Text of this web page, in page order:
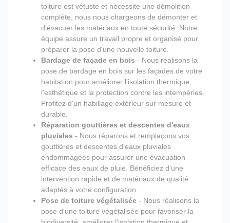
toiture est vétuste et nécessite une démolition
complète, nous nous chargeons de démonter et
d'évacuer les matériaux en toute sécurité. Notre
équipe assure un travail propre et organisé pour
préparer la pose d'une nouvelle toiture.
Bardage de façade en bois - Nous réalisons la
pose de bardage en bois sur les façades de votre
habitation pour améliorer l'isolation thermique,
l'esthétique et la protection contre les intempéries.
Profitez d'un habillage extérieur sur mesure et
durable.
Réparation gouttières et descentes d'eaux
pluviales - Nous réparons et remplaçons vos
gouttières et descentes d'eaux pluviales
endommagées pour assurer une évacuation
efficace des eaux de pluie. Bénéficiez d'une
intervention rapide et de matériaux de qualité
adaptés à votre configuration.
Pose de toiture végétalisée - Nous réalisons la
pose d'une toiture végétalisée pour favoriser la